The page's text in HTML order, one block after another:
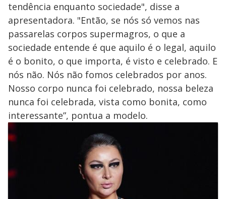
tendência enquanto sociedade", disse a
apresentadora. "Então, se nós só vemos nas
passarelas corpos supermagros, o que a
sociedade entende é que aquilo é o legal, aquilo
é o bonito, o que importa, é visto e celebrado. E
nós não. Nós não fomos celebrados por anos.
Nosso corpo nunca foi celebrado, nossa beleza
nunca foi celebrada, vista como bonita, como
interessante”, pontua a modelo.